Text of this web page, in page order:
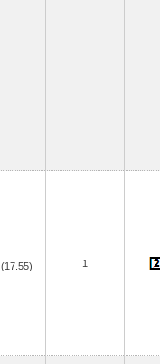
(17.55) 1